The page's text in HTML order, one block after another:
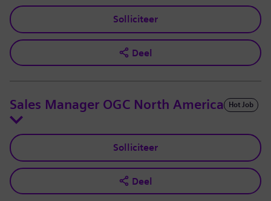
Solliciteer
Deel
Sales Manager OGC North America Hot Job
Solliciteer
Deel